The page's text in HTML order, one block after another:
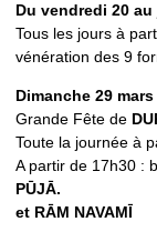
Du vendredi 20
Tous les jours à
vénération des 9
Dimanche 29 mars
Grande Fête de
Toute la journée à
A partir de 17h30 :
PŪJᾹ.
et RᾹM NAVAMĪ